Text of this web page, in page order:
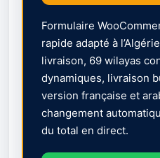
Formulaire
rapide adapté à
livraison, 69 wilayas
dynamiques, livraison
version française et
changement
du total en direct.